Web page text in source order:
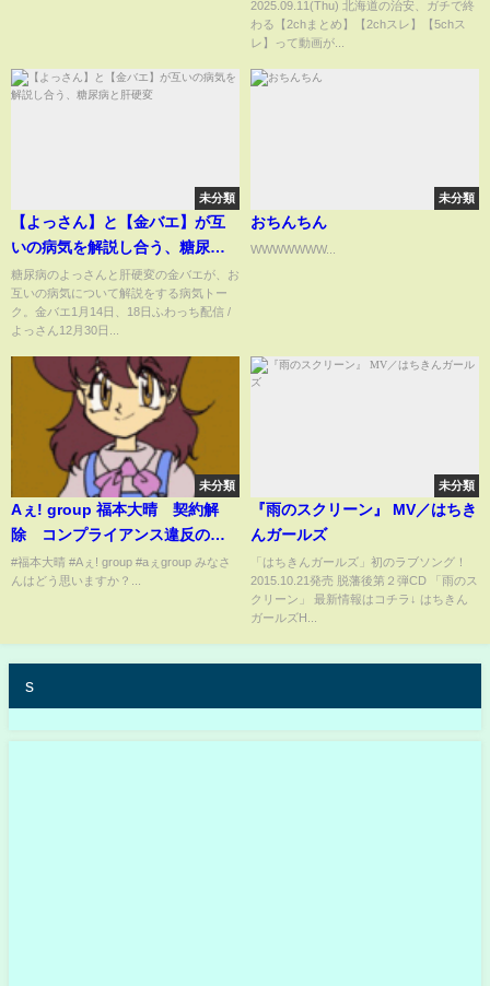
2025.09.11(Thu) 北海道の治安、ガチで終
わる【2chまとめ】【2chスレ】【5chス
レ】って動画が...
未分類
【よっさん】と【金バエ】が互
いの病気を解説し合う、糖尿病
と肝硬変
糖尿病のよっさんと肝硬変の金バエが、お
互いの病気について解説をする病気トー
ク。金バエ1月14日、18日ふわっち配信 /
よっさん12月30日...
未分類
おちんちん
WWWWWWW...
未分類
Aぇ! group 福本大晴 契約解
除 コンプライアンス違反の内
容がやばい。
#福本大晴 #Aぇ! group #aぇgroup みなさ
んはどう思いますか？...
未分類
『雨のスクリーン』 MV／はちき
んガールズ
「はちきんガールズ」初のラブソング！
2015.10.21発売 脱藩後第２弾CD 「雨のス
クリーン」 最新情報はコチラ↓ はちきん
ガールズH...
s